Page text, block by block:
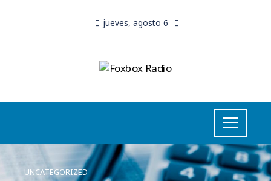
jueves, agosto 6
UNCATEGORIZED